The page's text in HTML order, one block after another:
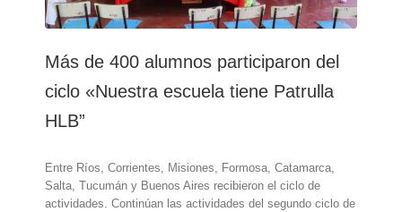
Más de 400 alumnos participaron del
ciclo «Nuestra escuela tiene Patrulla
HLB”
Entre Ríos, Corrientes, Misiones, Formosa, Catamarca,
Salta, Tucumán y Buenos Aires recibieron el ciclo de
actividades. Continúan las actividades del segundo ciclo de